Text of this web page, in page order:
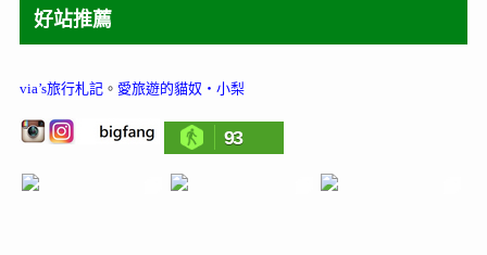
好站推薦
via’s旅行札記。 愛旅遊的貓奴‧小梨
93